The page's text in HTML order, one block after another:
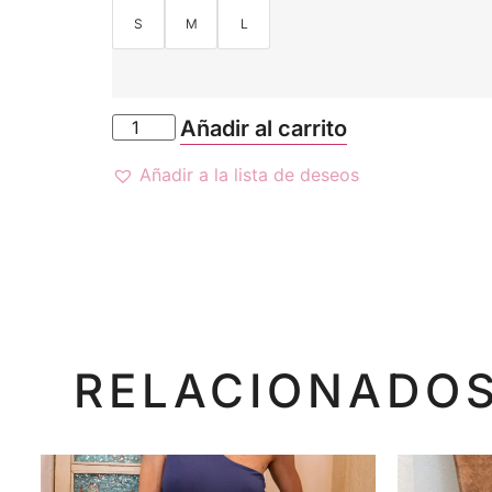
S M L
Añadir al carrito
Añadir a la lista de deseos